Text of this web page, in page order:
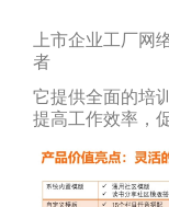
上市企业工厂网
者
它提供全面的培
提高工作效率，